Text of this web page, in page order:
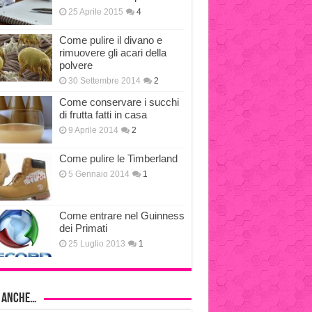
25 Aprile 2015 4
Come pulire il divano e
rimuovere gli acari della
polvere
30 Settembre 2014 2
Come conservare i succhi
di frutta fatti in casa
9 Aprile 2014 2
Come pulire le Timberland
5 Gennaio 2014 1
Come entrare nel Guinness
dei Primati
25 Luglio 2013 1
anche…